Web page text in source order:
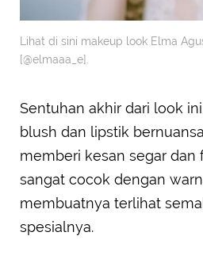
Lihat di sini makeup look Elma
[@elmaaa_e].
Sentuhan akhir dari look
blush dan lipstik
memberi kesan segar dan
sangat cocok dengan
membuatnya terlihat
spesialnya.